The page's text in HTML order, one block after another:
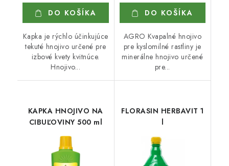
DO KOŠÍKA
Kapka je rýchlo účinkujúce
tekuté hnojivo určené pre
izbové kvety kvitnúce.
Hnojivo...
DO KOŠÍKA
AGRO Kvapalné hnojivo
pre kyslomilné rastliny je
minerálne hnojivo určené
pre...
KAPKA HNOJIVO NA
CIBUĽOVINY 500 ml
FLORASIN HERBAVIT 1
l